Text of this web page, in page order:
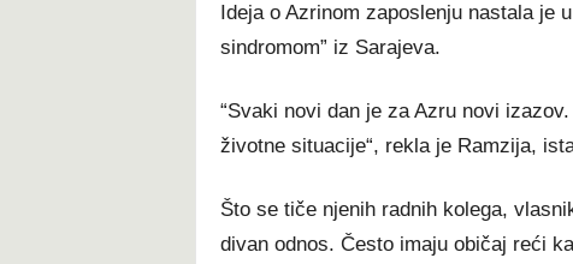
Ideja o Azrinom zaposlenju nastala je
sindromom” iz Sarajeva.
“Svaki novi dan je za Azru novi
životne situacije“, rekla je Ramzija,
Što se tiče njenih radnih kolega,
divan odnos. Često imaju običaj reći